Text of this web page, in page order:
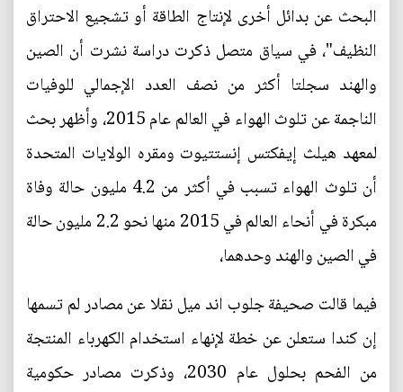
البحث عن بدائل أخرى لإنتاج الطاقة أو تشجيع الاحتراق
النظيف"، في سياق متصل ذكرت دراسة نشرت أن الصين
والهند سجلتا أكثر من نصف العدد الإجمالي للوفيات
الناجمة عن تلوث الهواء في العالم عام 2015، وأظهر بحث
لمعهد هيلث إيفكتس إنستتيوت ومقره الولايات المتحدة
أن تلوث الهواء تسبب في أكثر من 4.2 مليون حالة وفاة
مبكرة في أنحاء العالم في 2015 منها نحو 2.2 مليون حالة
في الصين والهند وحدهما،
فيما قالت صحيفة جلوب اند ميل نقلا عن مصادر لم تسمها
إن كندا ستعلن عن خطة لإنهاء استخدام الكهرباء المنتجة
من الفحم بحلول عام 2030، وذكرت مصادر حكومية